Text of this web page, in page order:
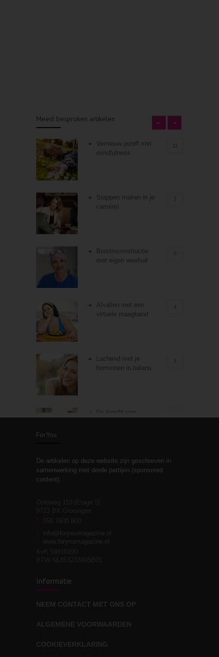
Meest besproken artikelen
Vernieuw jezelf met
mindfulness
Stappen maken in je
carrière!
7
Borstreconstructie
met eigen weefsel
5
Afvallen met een
virtuele maagband
4
Lachend met je
hormonen in balans
3
De kracht van
Stiefouderschap en
relaties
moeite!
Wat voor leider wil jij
zijn?
ForYou
De artikelen op deze website zijn geschreven in
samenwerking met derde partijen (sponsored
content).
T
E info@foryoumagazine.nl
www.foryoumagazine.nl
Informatie
NEEM CONTACT MET ONS OP
ALGEMENE VOORWAARDEN
COOKIEVERKLARING